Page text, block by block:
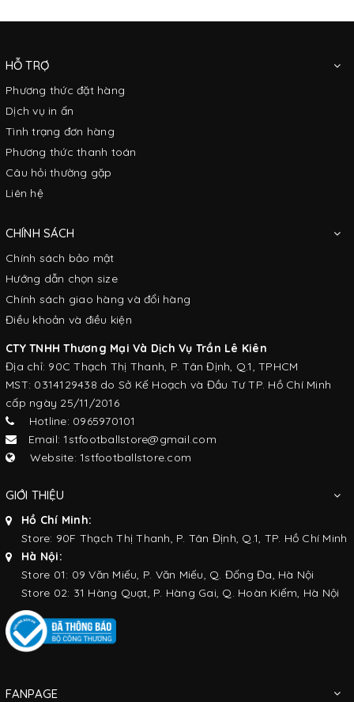
HỖ TRỢ
Phương thức đặt hàng
Dịch vụ in ấn
Tình trạng đơn hàng
Phương thức thanh toán
Câu hỏi thường gặp
Liên hệ
CHÍNH SÁCH
Chính sách bảo mật
Hướng dẫn chọn size
Chính sách giao hàng và đổi hàng
Điều khoản và điều kiện
CTY TNHH Thương Mại Và Dịch Vụ Trần Lê Kiên
Địa chỉ: 90C Thạch Thị Thanh, P. Tân Định, Q.1, TPHCM
MST: 0314129438 do Sở Kế Hoạch và Đầu Tư TP. Hồ Chí Minh
cấp ngày 25/11/2016
Hotline: 0965970101
Email: 1stfootballstore@gmail.com
Website: 1stfootballstore.com
GIỚI THIỆU
Hồ Chí Minh:
Store: 90F Thạch Thị Thanh, P. Tân Định, Q.1, TP. Hồ Chí Minh
Hà Nội:
Store 01: 09 Văn Miếu, P. Văn Miếu, Q. Đống Đa, Hà Nội
Store 02: 31 Hàng Quạt, P. Hàng Gai, Q. Hoàn Kiếm, Hà Nội
FANPAGE